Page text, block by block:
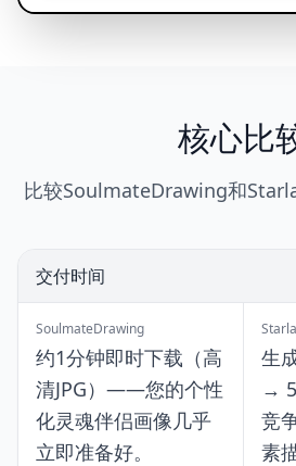
核心比
比较SoulmateDrawing和
交付时间
SoulmateDrawing
约1分钟即时下载（高
清JPG）——您的个性
化灵魂伴侣画像几乎
立即准备好。
生
→
竞
素